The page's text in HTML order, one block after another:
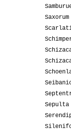
Saxorum
Sepulta